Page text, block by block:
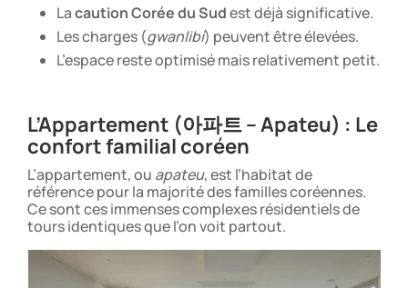
Lacaution Corée du Sudest déjà significative.
Les charges (gwanlibi) peuvent être élevées.
L’espace reste optimisé mais relativement petit.
L’Appartement (아파트 – Apateu) : Le
confort familial coréen
L’appartement, ou apateu, est l’habitat de
référence pour la majorité des familles coréennes.
Ce sont ces immenses complexes résidentiels de
tours identiques que l’on voit partout.